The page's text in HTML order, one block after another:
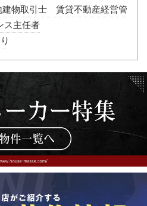
物取引士 賃貸不動産経営管
主任者